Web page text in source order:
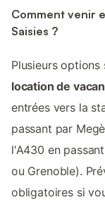
Comment venir
Saisies ?
Plusieurs
location de
entrées vers la
passant par
l'A430 en
ou Grenoble).
obligatoires si